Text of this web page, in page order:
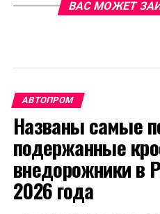
ВАС МОЖЕТ
АВТОПРОМ
Названы самые
подержанные
внедорожники в
2026 года